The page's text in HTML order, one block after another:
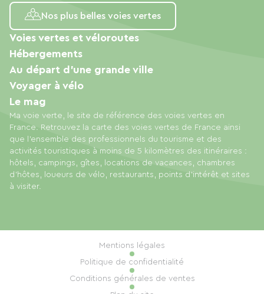
Nos plus belles voies vertes
Ma voie verte, le site de référence des voies vertes en
France. Retrouvez la carte des voies vertes de France ainsi
que l'ensemble des professionnels du tourisme et des
activités touristiques à moins de 5 kilomètres des itinéraires :
hôtels, campings, gîtes, locations de vacances, chambres
d'hôtes, loueurs de vélo, restaurants, points d'intérêt et sites
à visiter.
Voies vertes et véloroutes
Hébergements
Au départ d'une grande ville
Voyager à vélo
Le mag
Mentions légales
Politique de confidentialité
Conditions générales de ventes